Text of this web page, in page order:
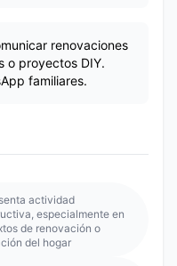
renovaciones
o proyectos DIY.
familiares.
actividad
especialmente en
de renovación o
del hogar